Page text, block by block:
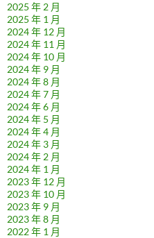
2025 年 2 月
2025 年 1 月
2024 年 12 月
2024 年 11 月
2024 年 10 月
2024 年 9 月
2024 年 8 月
2024 年 7 月
2024 年 6 月
2024 年 5 月
2024 年 4 月
2024 年 3 月
2024 年 2 月
2024 年 1 月
2023 年 12 月
2023 年 10 月
2023 年 9 月
2023 年 8 月
2022 年 1 月